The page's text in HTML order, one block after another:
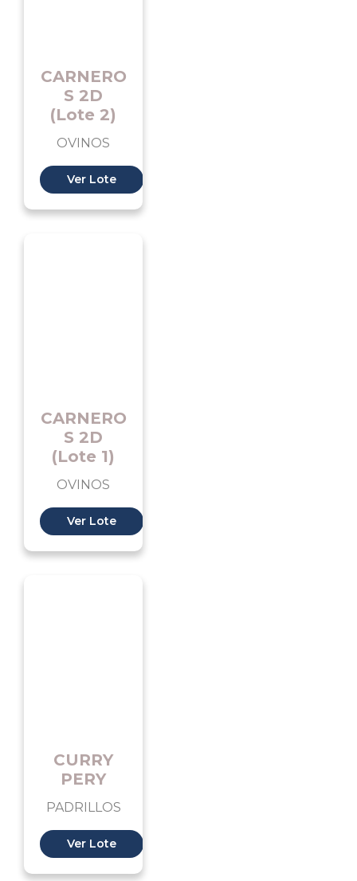
CARNERO
S 2D
(Lote 2)
OVINOS
Ver Lote
CARNERO
S 2D
(Lote 1)
OVINOS
Ver Lote
CURRY
PERY
PADRILLOS
Ver Lote